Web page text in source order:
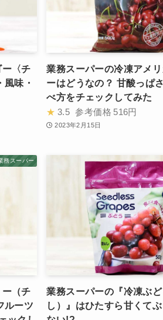
〈チ
味・
業務スーパーの冷凍アメ
ーはどうなの？ 甘酸っぱ
べ方をチェックしてみた
★ 3.5 参考価格 516円
2023年2月15日
務スーパー
（チ
ルーツ
業務スーパーの『冷凍ぶ
し）』はひたすら甘くてぶ